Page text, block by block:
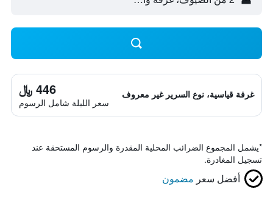
غرفة قياسية، نوع السرير غير معروف 446 ﷼
سعر الليلة شامل الرسوم
*يشمل المجموع الضرائب المحلية المقدرة والرسوم المستحقة عند
تسجيل المغادرة.
أفضل سعر مضمون